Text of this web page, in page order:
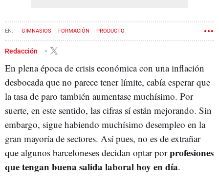
GIMNASIOS FORMACIÓN PRODUCTO
CONTENIDO PATROCINADO
Redacción
En plena época de crisis económica con una inflación
desbocada que no parece tener límite, cabía esperar que
la tasa de paro también aumentase muchísimo. Por
suerte, en este sentido, las cifras sí están mejorando. Sin
embargo, sigue habiendo muchísimo desempleo en la
gran mayoría de sectores. Así pues, no es de extrañar
que algunos barceloneses decidan optar porprofesiones
que tengan buena salida laboral hoy en día.